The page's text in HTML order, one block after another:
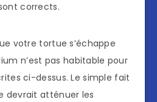
corrects.
votre tortue s’échappe
n’est pas habitable pour
ci-dessus. Le simple fait
devrait atténuer les